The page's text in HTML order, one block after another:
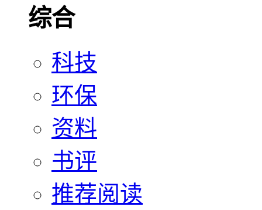
综合
科技
环保
资料
书评
推荐阅读